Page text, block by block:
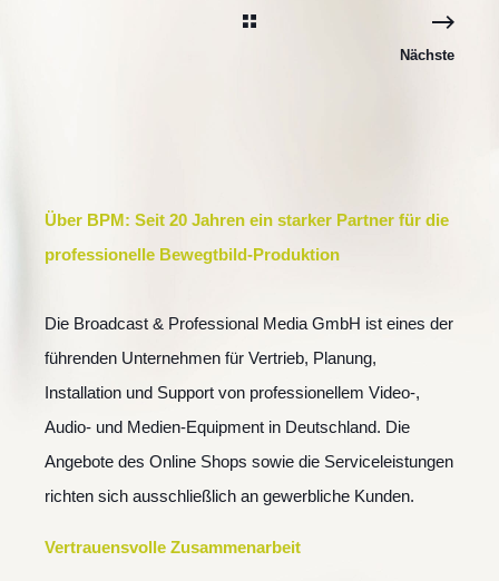
Nächste
Über BPM: Seit 20 Jahren ein starker Partner für die
professionelle Bewegtbild-Produktion
Die Broadcast & Professional Media GmbH ist eines der
führenden Unternehmen für Vertrieb, Planung,
Installation und Support von professionellem Video-,
Audio- und Medien-Equipment in Deutschland. Die
Angebote des Online Shops sowie die Serviceleistungen
richten sich ausschließlich an gewerbliche Kunden.
Vertrauensvolle Zusammenarbeit